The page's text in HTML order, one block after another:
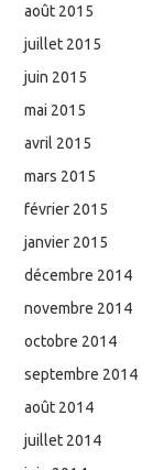
août 2015
juillet 2015
juin 2015
mai 2015
avril 2015
mars 2015
février 2015
janvier 2015
décembre 2014
novembre 2014
octobre 2014
septembre 2014
août 2014
juillet 2014